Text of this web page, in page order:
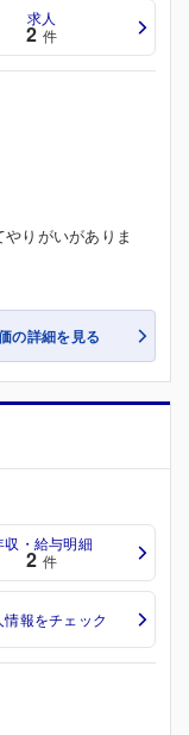
求人
2 件
りがいがありま
の詳細を見る
収・給与明細
2 件
情報をチェック